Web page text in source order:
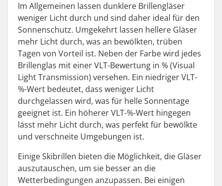
Im Allgemeinen lassen dunklere Brillengläser
weniger Licht durch und sind daher ideal für den
Sonnenschutz. Umgekehrt lassen hellere Gläser
mehr Licht durch, was an bewölkten, trüben
Tagen von Vorteil ist. Neben der Farbe wird jedes
Brillenglas mit einer VLT-Bewertung in % (Visual
Light Transmission) versehen. Ein niedriger VLT-
%-Wert bedeutet, dass weniger Licht
durchgelassen wird, was für helle Sonnentage
geeignet ist. Ein höherer VLT-%-Wert hingegen
lässt mehr Licht durch, was perfekt für bewölkte
und verschneite Umgebungen ist.
Einige Skibrillen bieten die Möglichkeit, die Gläser
auszutauschen, um sie besser an die
Wetterbedingungen anzupassen. Bei einigen